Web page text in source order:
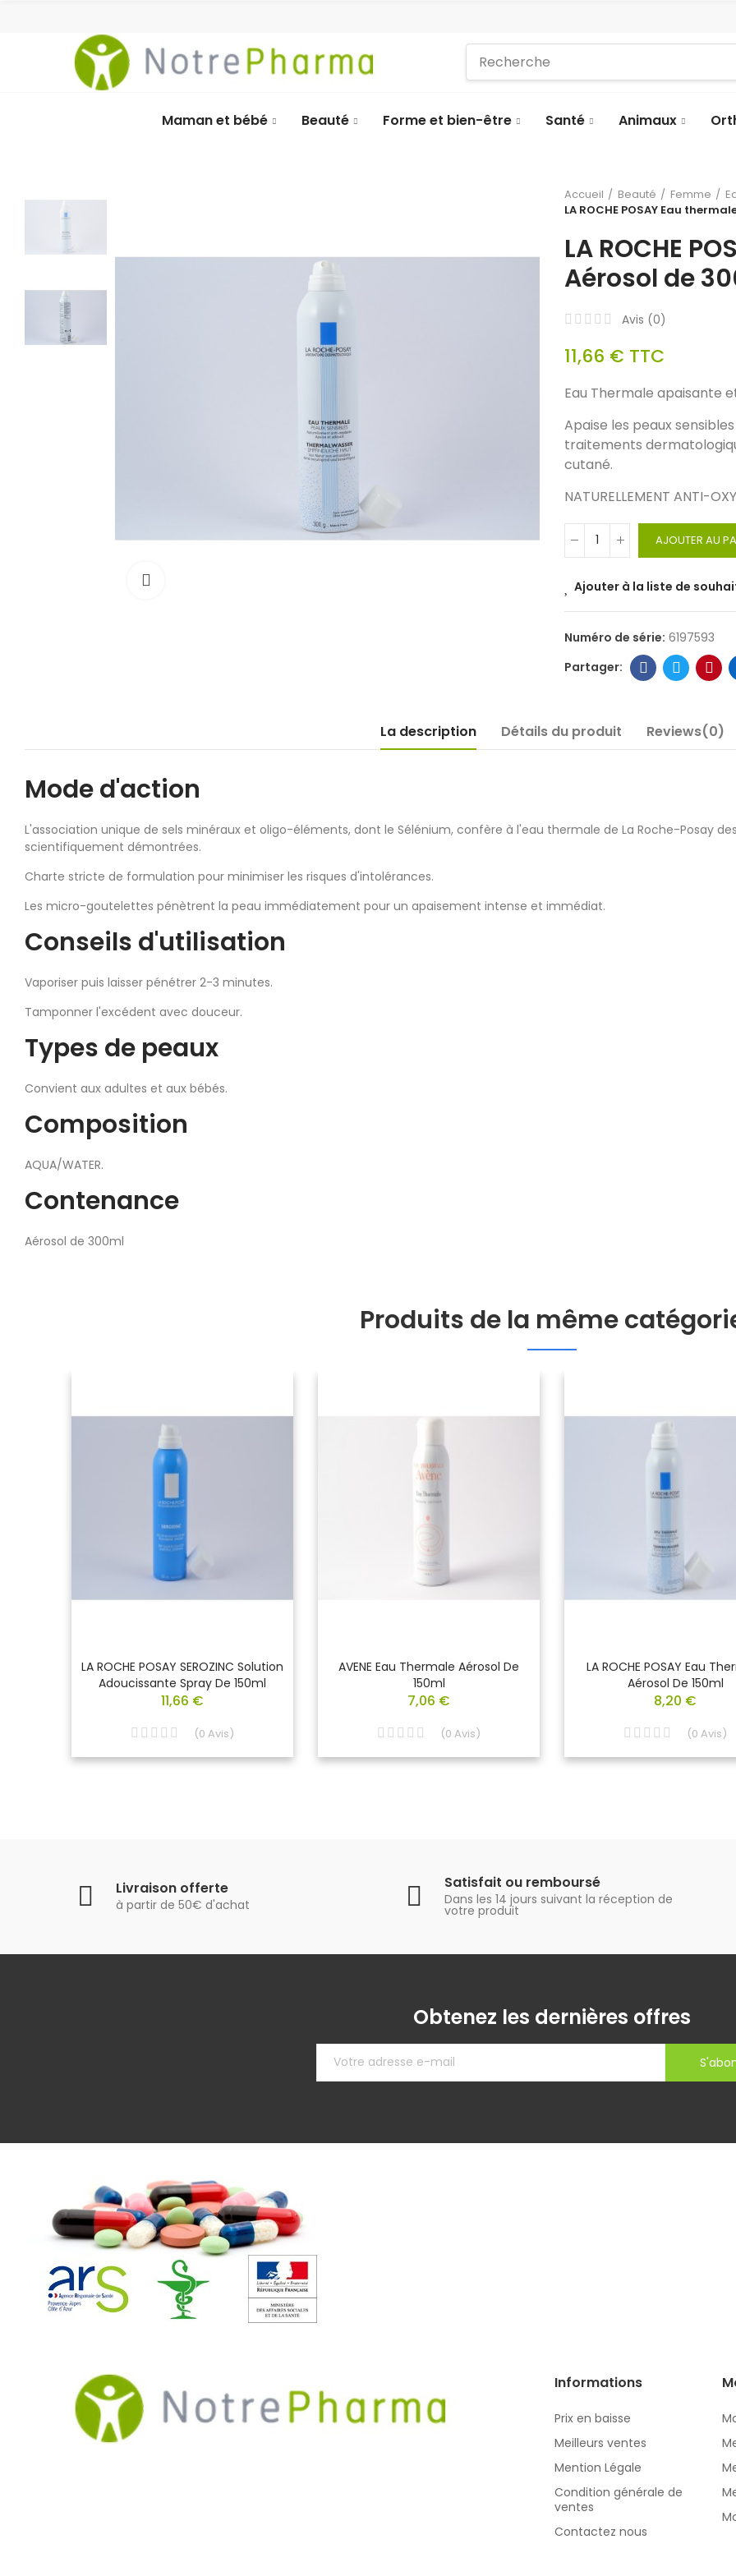
Maman et bébé Beauté Forme et bien-être Santé Animaux
Accueil Beauté Femme
LA ROCHE POSAY Eau
LA ROCHE
Aérosol de
Avis (0)
11,66 € TTC
Eau Thermale apaisante
Apaise les peaux
traitements
cutané.
NATURELLEMENT ANTI-
AJOUTER AU
Ajouter à la liste de
Numéro de série: 6197593
La description Détails du produit Reviews(0)
Mode d'action
L'association unique de sels minéraux et oligo-éléments, dont le Sélénium, confère à l'eau thermale de La Roche-Posay
scientifiquement démontrées.
Charte stricte de formulation pour minimiser les risques d'intolérances.
Les micro-goutelettes pénètrent la peau immédiatement pour un apaisement intense et immédiat.
Conseils d'utilisation
Vaporiser puis laisser pénétrer 2-3 minutes.
Tamponner l'excédent avec douceur.
Types de peaux
Convient aux adultes et aux bébés.
Composition
AQUA/WATER.
Contenance
Aérosol de 300ml
Produits de la même
LA ROCHE POSAY SEROZINC Solution
Adoucissante Spray De 150ml
11,66 €
(0 Avis)
AVENE Eau Thermale Aérosol De
150ml
7,06 €
(0 Avis)
LA ROCHE POSAY Eau
Aérosol De 150ml
8,20 €
(0 Avis)
Livraison offerte
à partir de 50€ d'achat
Satisfait ou remboursé
Dans les 14 jours suivant la réception de
votre produit
Obtenez les dernières offres
Informations
Prix en baisse
Meilleurs ventes
Mention Légale
Condition générale de
ventes
Contactez nous